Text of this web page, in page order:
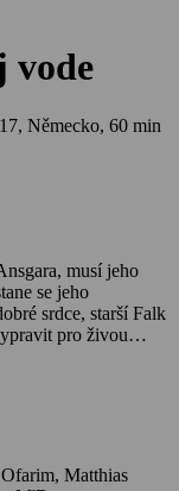
vode
Německo, 60 min
musí jeho
se jeho
srdce, starší Falk
pro živou
Salwu,
ho spadnout do
polibkem. Po